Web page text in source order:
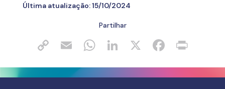
Última atualização:15/10/2024
Partilhar